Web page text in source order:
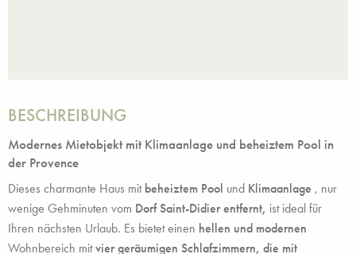
BESCHREIBUNG
Modernes Mietobjekt mit Klimaanlage und beheiztem Pool in
der Provence
Dieses charmante Haus mitbeheiztem Pool und Klimaanlage , nur
wenige Gehminuten vom Dorf Saint-Didier entfernt, ist ideal für
Ihren nächsten Urlaub. Es bietet einen hellen und modernen
Wohnbereich mitvier geräumigen Schlafzimmern, die mit